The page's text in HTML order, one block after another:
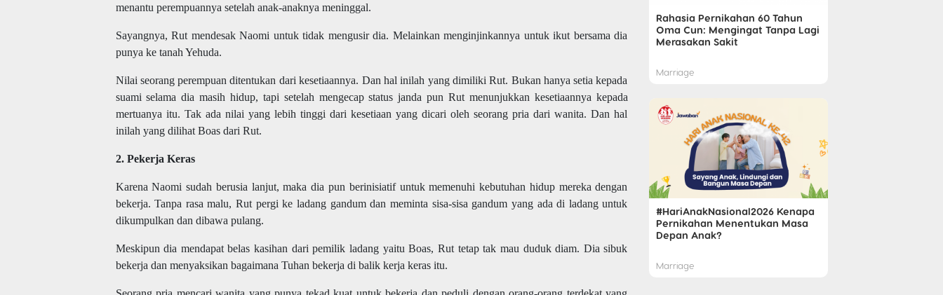
menantu perempuannya setelah anak-anaknya meninggal.
Sayangnya, Rut mendesak Naomi untuk tidak mengusir dia. Melainkan menginjinkannya untuk ikut bersama dia
punya ke tanah Yehuda.
Nilai seorang perempuan ditentukan dari kesetiaannya. Dan hal inilah yang dimiliki Rut. Bukan hanya setia kepada
suami selama dia masih hidup, tapi setelah mengecap status janda pun Rut menunjukkan kesetiaannya kepada
mertuanya itu. Tak ada nilai yang lebih tinggi dari kesetiaan yang dicari oleh seorang pria dari wanita. Dan hal
inilah yang dilihat Boas dari Rut.
2. Pekerja Keras
Karena Naomi sudah berusia lanjut, maka dia pun berinisiatif untuk memenuhi kebutuhan hidup mereka dengan
bekerja. Tanpa rasa malu, Rut pergi ke ladang gandum dan meminta sisa-sisa gandum yang ada di ladang untuk
dikumpulkan dan dibawa pulang.
Meskipun dia mendapat belas kasihan dari pemilik ladang yaitu Boas, Rut tetap tak mau duduk diam. Dia sibuk
bekerja dan menyaksikan bagaimana Tuhan bekerja di balik kerja keras itu.
Rahasia Pernikahan 60 Tahun
Oma Cun: Mengingat Tanpa Lagi
Merasakan Sakit
Marriage
#HariAnakNasional2026 Kenapa
Pernikahan Menentukan Masa
Depan Anak?
Marriage